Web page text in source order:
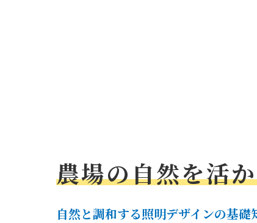
農場の自然を活
自然と調和する照明デザインの基礎